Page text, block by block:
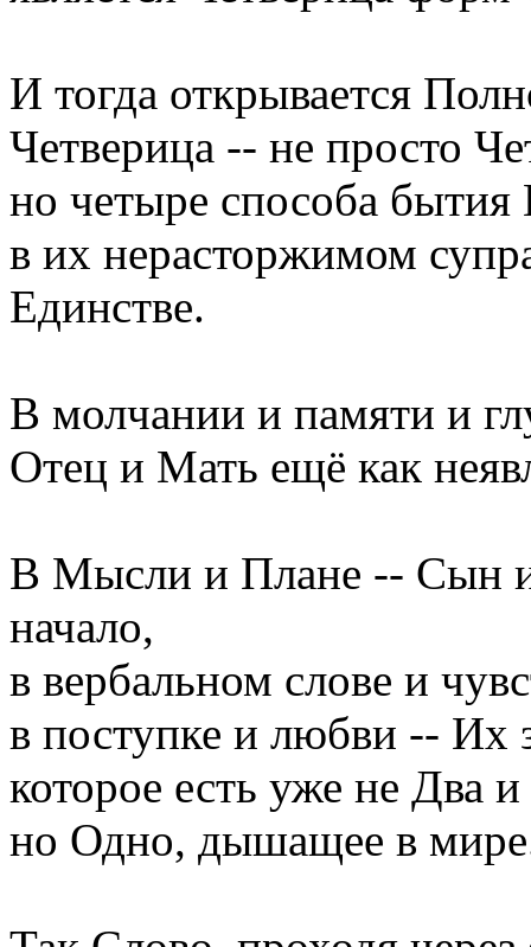
И тогда открывается
Четверица -- не просто
но четыре способа
в их нерасторжимом
Единстве.
В молчании и памяти и
Отец и Мать ещё как
В Мысли и Плане -- Сын
начало,
в вербальном слове и
в поступке и любви -- Их
которое есть уже не Два
но Одно, дышащее в